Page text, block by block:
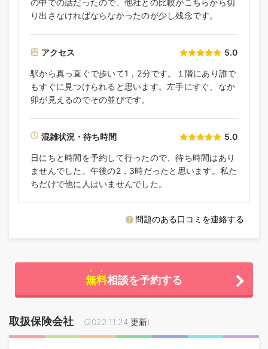
の中での話だったので、他社との比較がこちらから切
り出さなければならなかったのが少し残念です。
アクセス 5.0
駅から真っ直ぐで歩いて1，2分です。１階にあり誰で
もすぐに見つけられると思います。左手にすぐ、なか
卯が見えるのでその並びです。
混雑状況・待ち時間 5.0
日にちと時間を予約して行ったので、待ち時間はあり
ませんでした。午後の2，3時だったと思います。私た
ちだけで他に人はいませんでした。
問題のある口コミを連絡する
無料相談を予約する
取扱保険会社 (2022.11.24 更新)